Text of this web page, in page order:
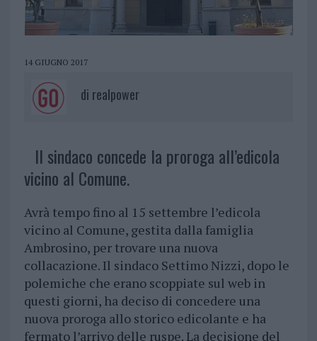
14 GIUGNO 2017
di realpower
Il sindaco concede la proroga all’edicola
vicino al Comune.
Avrà tempo fino al 15 settembre l’edicola
vicino al Comune, gestita dalla famiglia
Ambrosino, per trovare una nuova
collacazione. Il sindaco Settimo Nizzi, dopo le
polemiche che erano scoppiate sul web in
questi giorni, ha deciso di concedere una
nuova proroga allo storico edicolante e ha
fermato l’arrivo delle ruspe. La decisione del